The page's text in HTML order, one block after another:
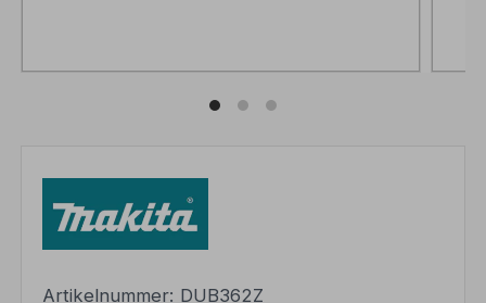
Artikelnummer: DUB362Z